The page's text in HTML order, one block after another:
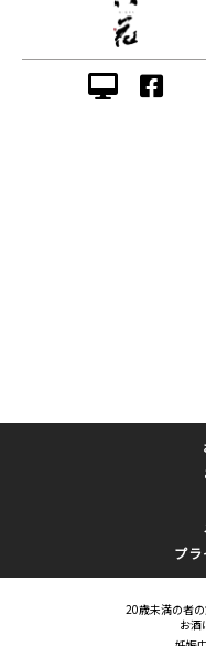
プ
20歳未満の者の
お酒